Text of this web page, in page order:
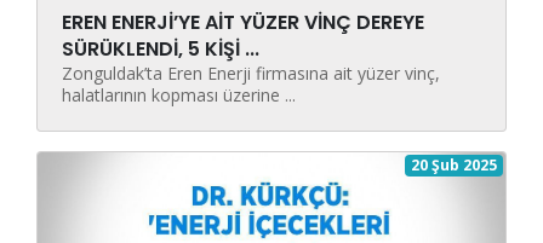
EREN ENERJİ’YE AİT YÜZER VİNÇ DEREYE
SÜRÜKLENDİ, 5 KİŞİ ...
Zonguldak’ta Eren Enerji firmasına ait yüzer vinç,
halatlarının kopması üzerine ...
20 Şub 2025